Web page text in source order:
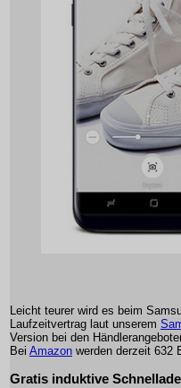
Leicht teurer wird es beim
Laufzeitvertrag laut unserem
Version bei den
Bei Amazon werden derzeit 632
Gratis induktive